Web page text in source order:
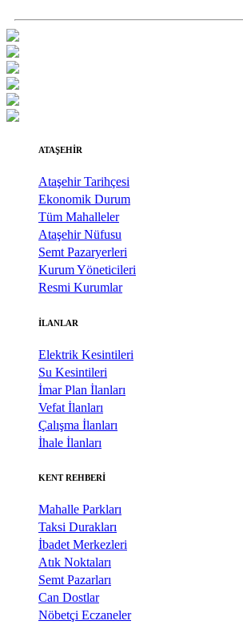
ATAŞEHİR
Ataşehir Tarihçesi
Ekonomik Durum
Tüm Mahalleler
Ataşehir Nüfusu
Semt Pazaryerleri
Kurum Yöneticileri
Resmi Kurumlar
İLANLAR
Elektrik Kesintileri
Su Kesintileri
İmar Plan İlanları
Vefat İlanları
Çalışma İlanları
İhale İlanları
KENT REHBERİ
Mahalle Parkları
Taksi Durakları
İbadet Merkezleri
Atık Noktaları
Semt Pazarları
Can Dostlar
Nöbetçi Eczaneler